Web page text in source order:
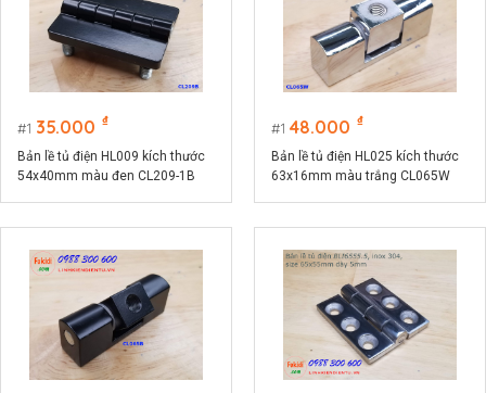
1 35.000 ₫
Bản lề tủ điện HL009 kích thước
54x40mm màu đen CL209-1B
1 48.000 ₫
Bản lề tủ điện HL025 kích thước
63x16mm màu trắng CL065W